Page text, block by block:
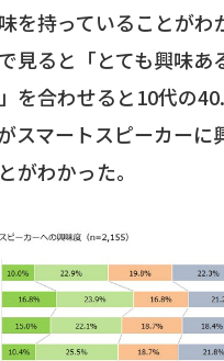
を持っていることがわ
見ると「とても興味あ
を合わせると10代の
スマートスピーカーに
がわかった。